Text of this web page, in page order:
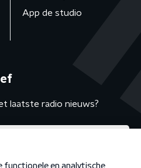
App de studio
laatste radio nieuws?